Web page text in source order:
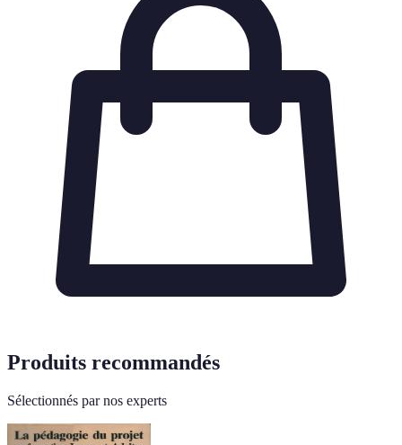
Produits recommandés
Sélectionnés par nos experts